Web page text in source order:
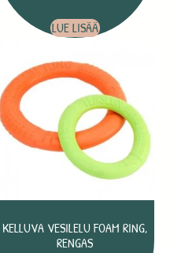
LUE LISÄÄ
KELLUVA VESILELU FOAM RING,
RENGAS